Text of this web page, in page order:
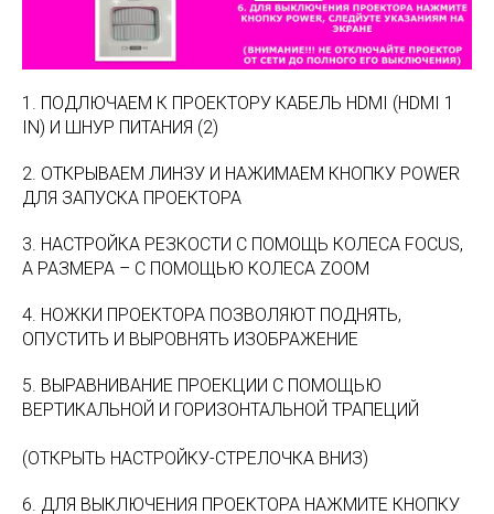
1. ПОДЛЮЧАЕМ К ПРОЕКТОРУ КАБЕЛЬ HDMI (HDMI 1
IN) И ШНУР ПИТАНИЯ (2)
2. ОТКРЫВАЕМ ЛИНЗУ И НАЖИМАЕМ КНОПКУ POWER
ДЛЯ ЗАПУСКА ПРОЕКТОРА
3. НАСТРОЙКА РЕЗКОСТИ С ПОМОЩЬ КОЛЕСА FOCUS,
А РАЗМЕРА – С ПОМОЩЬЮ КОЛЕСА ZOOM
4. НОЖКИ ПРОЕКТОРА ПОЗВОЛЯЮТ ПОДНЯТЬ,
ОПУСТИТЬ И ВЫРОВНЯТЬ ИЗОБРАЖЕНИЕ
5. ВЫРАВНИВАНИЕ ПРОЕКЦИИ С ПОМОЩЬЮ
ВЕРТИКАЛЬНОЙ И ГОРИЗОНТАЛЬНОЙ ТРАПЕЦИЙ
(ОТКРЫТЬ НАСТРОЙКУ-СТРЕЛОЧКА ВНИЗ)
6. ДЛЯ ВЫКЛЮЧЕНИЯ ПРОЕКТОРА НАЖМИТЕ КНОПКУ